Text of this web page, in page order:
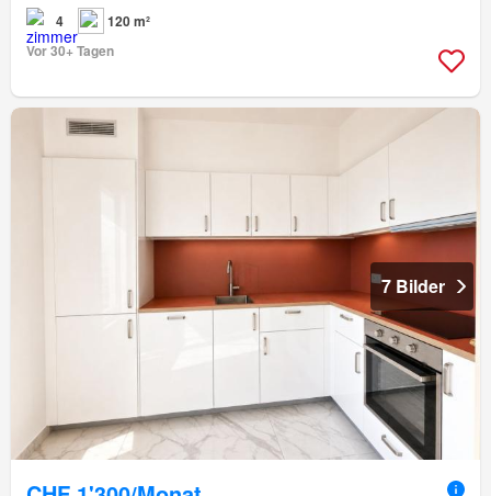
4
120 m²
Vor 30+ Tagen
7 Bilder